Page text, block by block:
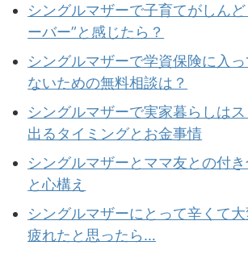
シングルマザーで子育てがしん
ーバー”と感じたら？
シングルマザーで学資保険に入
ないための無料相談は？
シングルマザーで実家暮らしは
出るタイミングとお金事情
シングルマザーとママ友との付
と心構え
シングルマザーにとって辛くて大
疲れたと思ったら…